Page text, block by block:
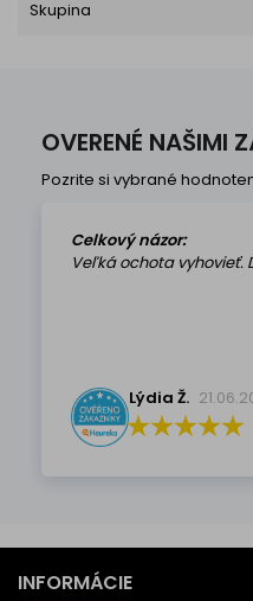
Skupina
OVERENÉ NAŠIMI
Pozrite si vybrané
Celkový názor:
Veľká ochota vyhovieť.
Lýdia Ž.
INFORMÁCIE